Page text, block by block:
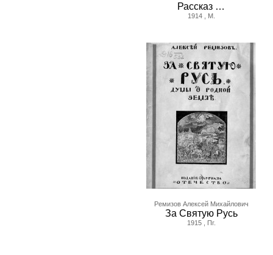
Рассказ …
1914 , М.
Ремизов Алексей Михайлович
За Святую Русь
1915 , Пг.